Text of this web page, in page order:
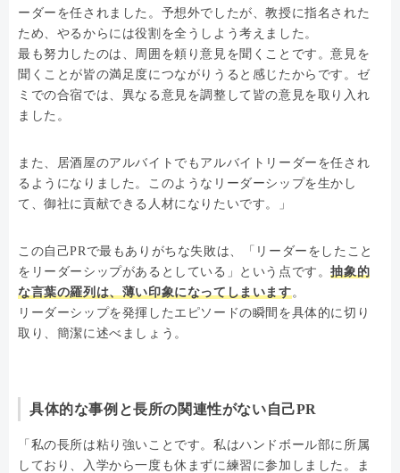
ーダーを任されました。予想外でしたが、教授に指名された
ため、やるからには役割を全うしよう考えました。
最も努力したのは、周囲を頼り意見を聞くことです。意見を
聞くことが皆の満足度につながりうると感じたからです。ゼ
ミでの合宿では、異なる意見を調整して皆の意見を取り入れ
ました。
また、居酒屋のアルバイトでもアルバイトリーダーを任され
るようになりました。このようなリーダーシップを生かし
て、御社に貢献できる人材になりたいです。」
この自己PRで最もありがちな失敗は、「リーダーをしたこと
をリーダーシップがあるとしている」という点です。抽象的
な言葉の羅列は、薄い印象になってしまいます 。
リーダーシップを発揮したエピソードの瞬間を具体的に切り
取り、簡潔に述べましょう。
具体的な事例と長所の関連性がない自己PR
「私の長所は粘り強いことです。私はハンドボール部に所属
しており、入学から一度も休まずに練習に参加しました。ま